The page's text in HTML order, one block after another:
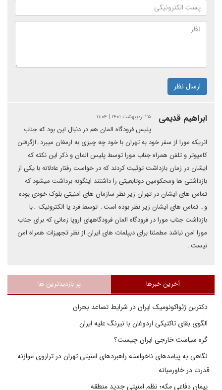
ارسال نظر
ابراهیم قدیمی ۲۵ اردیبهشت ۱۴۰۱ | ۱۱:۰۴
پلیس فرودگاه المان هم در دنبال این بود که جناب
انریکه مورا از سفر خود به تهران با خود چه چیزی به ارمغان میبرد۔ازگرفتن
کامپوتر و تلفن همراه جناب مورا توسط پلیس المان و ذکر این نکته که
ایشان در زمان بازداشت توئیت کردند که در خواست رفتار عادلانه با یکی از
بازداشتی ها ومحکومین دوتابعیتی را داشتند اینگونه برداشت میشود که
تماس های ایشان در تهران زیر نظر سازمان های امنیتی بلوک خودی بوده
و۔ تماس های ایشان زیر نظر بوده است۔ توسط فرد یا الکترونیک ۔با
بازداشت جناب مورا در فرودگاه المان فرودگاههای اروپا زمانی که برای جناب
مورا امن نباشد مطمئنا برای دبپلمات های ایران از نظر تجهیزات همراه امن
نیست۔
آخرین خبرها پر بازدیدترین ها
دکترین ژئواکونومیک ایران در شرایط تصاعد بحران
الگوی بقای تاکتیکی اردوغان با نیرنگ علیه ایران
گره سیاست خارجی ایران چیست؟
نگاهی به پیامدهای ناخواسته راهبردهای امنیتی تهران در ترازوی موازنه
قدرت در خاورمیانه
پیمان دفاعی مکه؛ نظم امنیتی جدید منطقه